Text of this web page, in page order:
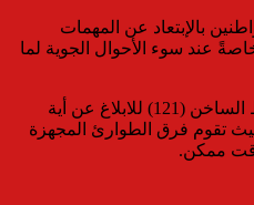
بالإبتعاد عن المهمات
عند سوء الأحوال الجوية لما
ويؤكد القطاع على إستقبال الخط الساخن (121) للابلاغ عن أية
تقوم فرق الطوارئ المجهزة
ممكن.